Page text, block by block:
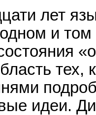
лет
и
тех,
идеи.